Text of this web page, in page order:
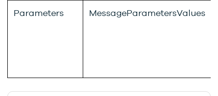
Parameters MessageParametersValues